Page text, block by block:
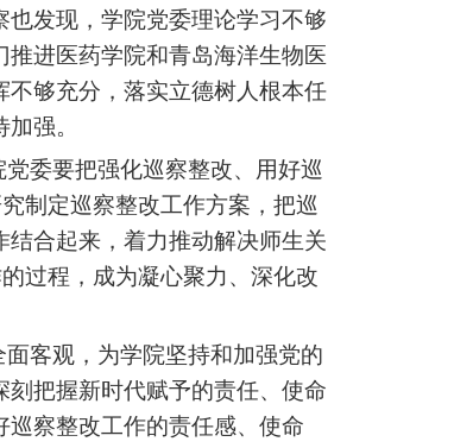
发现，学院党委理论学习不够
进医药学院和青岛海洋生物医
够充分，落实立德树人根本任
强。
委要把强化巡察整改、用好巡
制定巡察整改工作方案，把巡
合起来，着力推动解决师生关
过程，成为凝心聚力、深化改
客观，为学院坚持和加强党的
把握新时代赋予的责任、使命
察整改工作的责任感、使命